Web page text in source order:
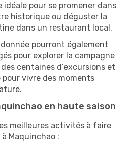
pour se promener dans
historique ou déguster la
dans un restaurant local.
pourront également
pour explorer la campagne
centaines d’excursions et
vivre des moments
en haute saison
meilleures activités à faire
Maquinchao :